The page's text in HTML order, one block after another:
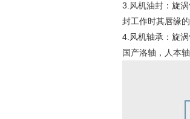
3.风机油封：旋
封工作时其唇缘
4.风机轴承：旋
国产洛轴，人本